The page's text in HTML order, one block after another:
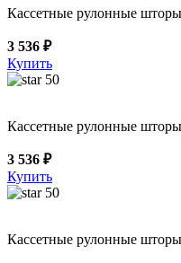
Кассетные рулонные
3 536 ₽
Купить
50
Кассетные рулонные
3 536 ₽
Купить
50
Кассетные рулонные